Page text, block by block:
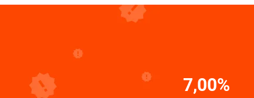
7,00%